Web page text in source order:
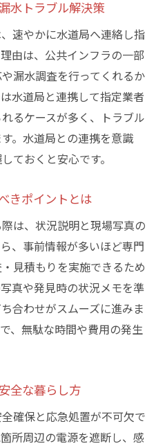
水トラブル解決策
速やかに水道局へ連絡し指
由は、公共インフラの一部
漏水調査を行ってくれるか
水道局と連携して指定業者
るケースが多く、トラブル
。水道局との連携を意識
ておくと安心です。
きポイントとは
は、状況説明と現場写真の
、事前情報が多いほど専門
見積もりを実施できるため
真や発見時の状況メモを準
合わせがスムーズに進みま
、無駄な時間や費用の発生
全な暮らし方
確保と応急処置が不可欠で
所周辺の電源を遮断し、感